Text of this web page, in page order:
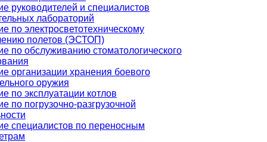
руководителей и специалистов
лабораторий
по электросветотехническому
полетов (ЭСТОП)
по обслуживанию стоматологического
организации хранения боевого
оружия
по эксплуатации котлов
по погрузочно-разгрузочной
специалистов по переносным